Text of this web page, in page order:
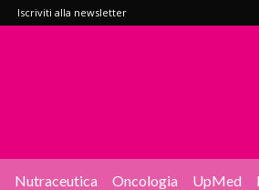
Iscriviti alla newsletter
Nutraceutica Oncologia UpMed